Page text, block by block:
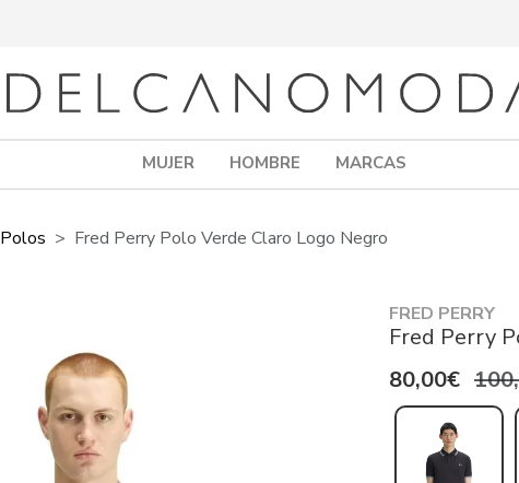
MUJER HOMBRE MARCAS
Polos Fred Perry Polo Verde Claro Logo Negro
FRED PERRY
Fred Perry
80,00€